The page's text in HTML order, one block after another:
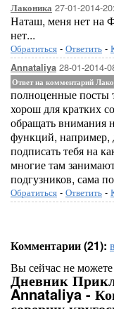
Лаконика 27-01-2014-
Наташ, меня нет на
нет...
Обратиться - Ответить -
Annataliya 28-01-2014-
Ответ на комментарий
полноценные посты
хорош для кратких
обращать внимания
функций, например,
подписать тебя на
многие там
подгузников, сама
Обратиться - Ответить -
Комментарии (21):
Вы сейчас не
Дневник
Annataliya -